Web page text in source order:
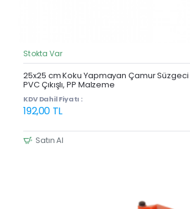
Stokta Var
25x25 cm Koku Yapmayan Çamur Süzgeci
PVC Çıkışlı, PP Malzeme
KDV Dahil Fiyatı :
192,00 TL
Satın Al